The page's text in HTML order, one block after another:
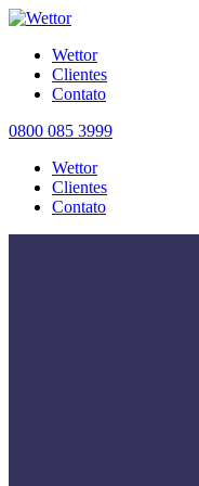
Wettor
Clientes
Contato
0800 085 3999
Wettor
Clientes
Contato